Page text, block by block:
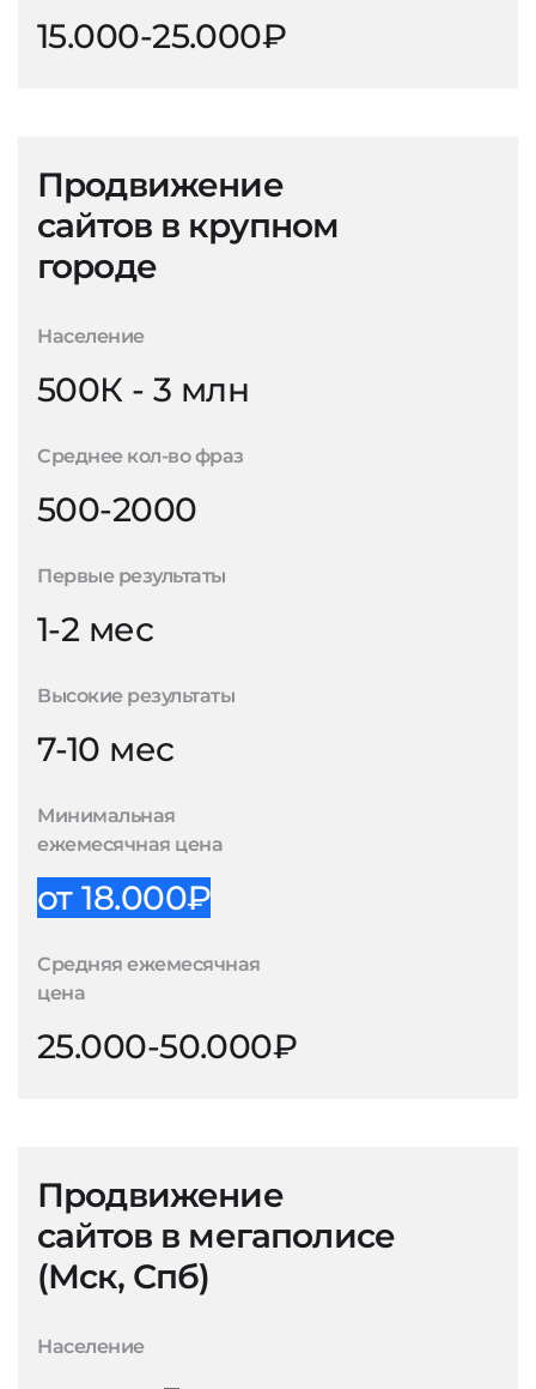
15.000-25.000₽
Продвижение
сайтов в крупном
городе
Население
500К - 3 млн
Среднее кол-во фраз
500-2000
Первые результаты
1-2 мес
Высокие результаты
7-10 мес
Минимальная
ежемесячная цена
от 18.000₽
Средняя ежемесячная
цена
25.000-50.000₽
Продвижение
сайтов в мегаполисе
(Мск, Спб)
Население